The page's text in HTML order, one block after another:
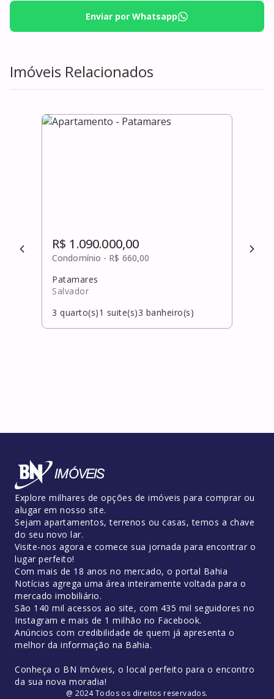
Enviar por Whatsapp
Imóveis Relacionados
R$ 1.090.000,00
Condomínio - R$ 660,00
Patamares
Salvador
3 quarto(s)1 suite(s)3 banheiro(s)
R$
Explore milhares de opções de imóveis para comprar ou
alugar em nosso site.
Sejam apartamentos, terrenos ou casas, temos a chave
do seu novo lar.
Visite-nos agora e comece sua jornada para encontrar o
lugar perfeito!
Com mais de 18 anos no mercado, o portal Bahia
Notícias agrega uma área inteiramente voltada para o
mercado imobiliário.
São 140 mil acessos ao site, com 435 mil seguidores no
Instagram e mais de 1 milhão no Facebook.
Anúncios com credibilidade de quem já apresenta o
melhor da informação na Bahia.
Conheça o BN Imóveis, o local perfeito para o encontro
da sua nova moradia!
@ 2024 Todos os direitos reservados.